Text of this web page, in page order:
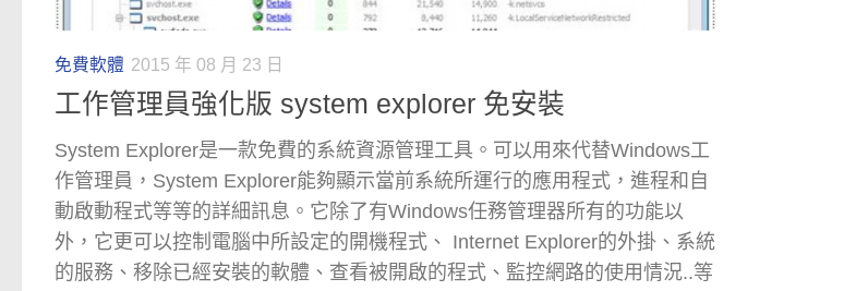
免費軟體 2015 年 08 月 23 日
工作管理員強化版 system explorer 免安裝
System Explorer是一款免費的系統資源管理工具。可以用來代替Windows工
作管理員，System Explorer能夠顯示當前系統所運行的應用程式，進程和自
動啟動程式等等的詳細訊息。它除了有Windows任務管理器所有的功能以
外，它更可以控制電腦中所設定的開機程式、 Internet Explorer的外掛、系統
的服務、移除已經安裝的軟體、查看被開啟的程式、監控網路的使用情況..等